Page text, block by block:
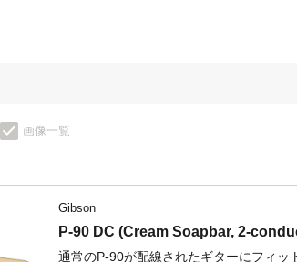
画像一覧
Gibson
P-90 DC (Cream Soapbar, 2-
通常のP-90が配線されたギターにフィッ